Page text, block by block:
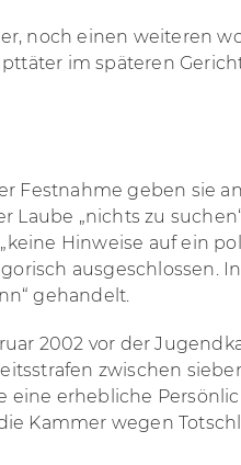
noch einen weiteren
im späteren
Festnahme geben sie
Laube „nichts zu
Hinweise auf ein
ausgeschlossen.
gehandelt.
2002 vor der
zwischen
erhebliche
Kammer wegen